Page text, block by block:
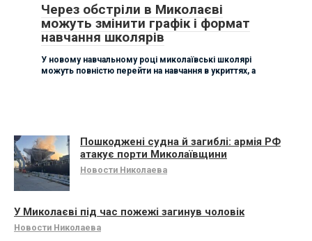
Через обстріли в Миколаєві
можуть змінити графік і формат
навчання школярів
У новому навчальному році миколаївські школярі
можуть повністю перейти на навчання в укриттях, а
Пошкоджені судна й загиблі: армія РФ
атакує порти Миколаївщини
Новости Николаева
У Миколаєві під час пожежі загинув чоловік
Новости Николаева